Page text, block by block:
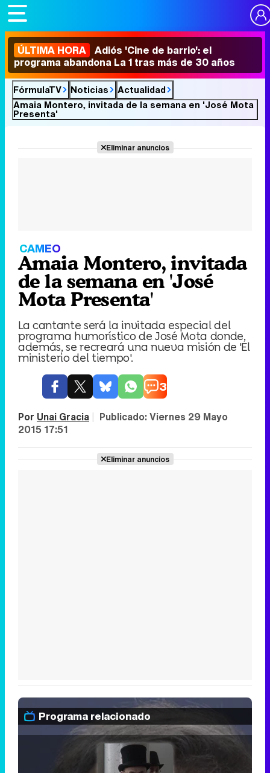
ÚLTIMA HORA Adiós 'Cine de barrio': el
programa abandona La 1 tras más de 30 años
FórmulaTV Noticias
Actualidad
Amaia Montero, invitada de la semana en 'José Mota
Presenta'
Eliminar anuncios
CAMEO
Amaia Montero, invitada
de la semana en 'José
Mota Presenta'
La cantante será la invitada especial del
programa humorístico de José Mota donde,
además, se recreará una nueva misión de 'El
ministerio del tiempo'.
3
Por Unai Gracia | Publicado:Viernes 29 Mayo
2015 17:51
Eliminar anuncios
Programa relacionado